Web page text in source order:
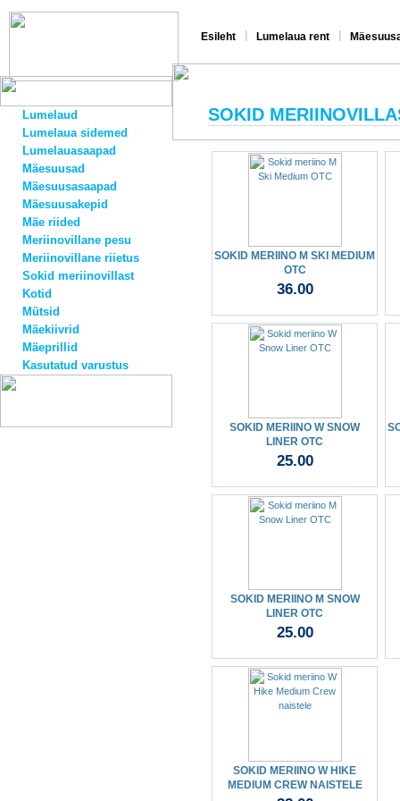
Esileht Lumelaua rent
Lumelaud
Lumelaua sidemed
Lumelauasaapad
Mäesuusad
Mäesuusasaapad
Mäesuusakepid
Mäe riided
Meriinovillane pesu
Meriinovillane riietus
Sokid meriinovillast
Kotid
Mütsid
Mäekiivrid
Mäeprillid
Kasutatud varustus
SOKID
SOKID MERIINO M SKI MEDIUM
OTC
36.00
SOKID MERIINO W SNOW
LINER OTC
25.00
SOKID MERIINO M SNOW
LINER OTC
25.00
SOKID MERIINO W HIKE
MEDIUM CREW NAISTELE